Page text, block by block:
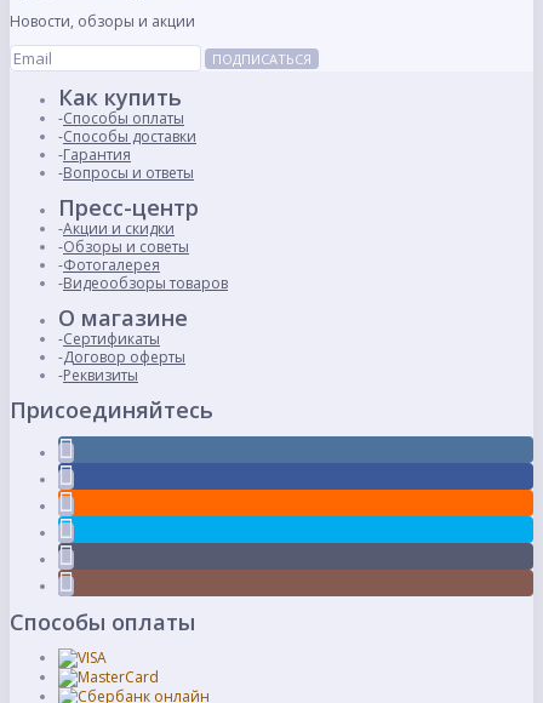
Новости, обзоры и акции
ПОДПИСАТЬСЯ
Как купить
Способы оплаты
Способы доставки
Гарантия
Вопросы и ответы
Пресс-центр
Акции и скидки
Обзоры и советы
Фотогалерея
Видеообзоры товаров
О магазине
Сертификаты
Договор оферты
Реквизиты
Присоединяйтесь
Способы оплаты